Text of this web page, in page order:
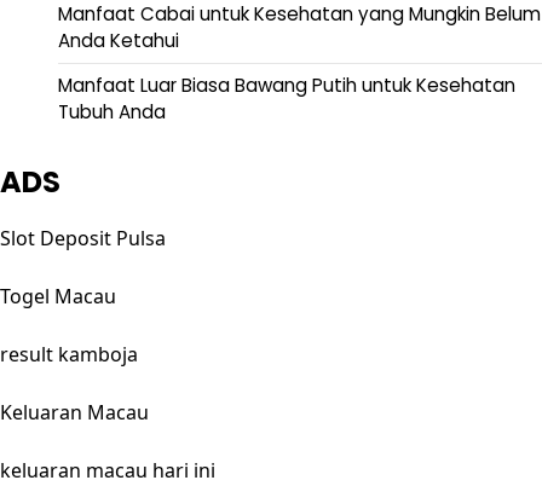
Manfaat Cabai untuk Kesehatan yang Mungkin Belum
Anda Ketahui
Manfaat Luar Biasa Bawang Putih untuk Kesehatan
Tubuh Anda
ADS
Slot Deposit Pulsa
Togel Macau
result kamboja
Keluaran Macau
keluaran macau hari ini